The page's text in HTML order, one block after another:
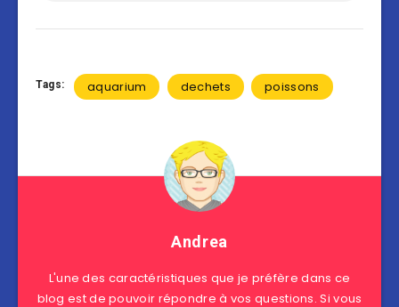
Tags: aquarium dechets poissons
Andrea
L'une des caractéristiques que je préfère dans ce
blog est de pouvoir répondre à vos questions. Si vous